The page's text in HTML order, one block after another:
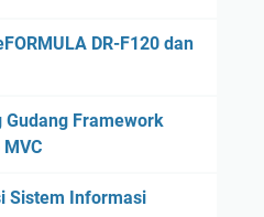
DR-F120 dan
Framework
Sistem Informasi